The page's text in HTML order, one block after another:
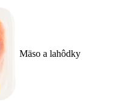
Mäso a lahôdky